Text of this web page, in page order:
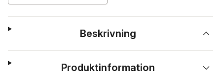
Beskrivning
Produktinformation